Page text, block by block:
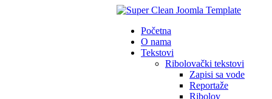
Početna
O nama
Tekstovi
Ribolovački tekstovi
Zapisi sa vode
Reportaže
Ribolov